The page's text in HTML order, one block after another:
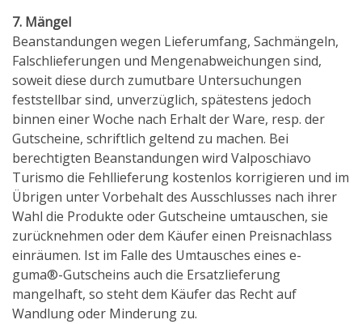
7. Mängel
Beanstandungen wegen Lieferumfang, Sachmängeln,
Falschlieferungen und Mengenabweichungen sind,
soweit diese durch zumutbare Untersuchungen
feststellbar sind, unverzüglich, spätestens jedoch
binnen einer Woche nach Erhalt der Ware, resp. der
Gutscheine, schriftlich geltend zu machen. Bei
berechtigten Beanstandungen wird Valposchiavo
Turismo die Fehllieferung kostenlos korrigieren und im
Übrigen unter Vorbehalt des Ausschlusses nach ihrer
Wahl die Produkte oder Gutscheine umtauschen, sie
zurücknehmen oder dem Käufer einen Preisnachlass
einräumen. Ist im Falle des Umtausches eines e-
guma®-Gutscheins auch die Ersatzlieferung
mangelhaft, so steht dem Käufer das Recht auf
Wandlung oder Minderung zu.